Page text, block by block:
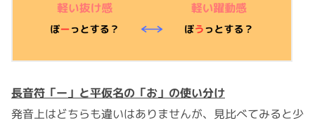
長音符「ー」と平仮名の「お」の使い分け
発音上はどちらも違いはありませんが、見比べてみると少